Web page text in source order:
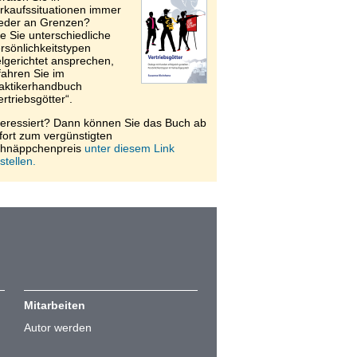
immer
an Grenzen?
Sie unterschiedliche
ansprechen,
Sie im
Dann können Sie das Buch ab
zum vergünstigten
unter diesem Link
Mitarbeiten
Autor werden